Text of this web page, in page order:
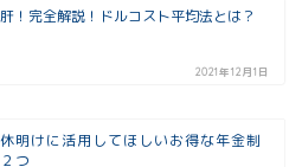
！完全解説！ドルコスト平均法とは？
2021年12月1日
明けに活用してほしいお得な年金制
つ